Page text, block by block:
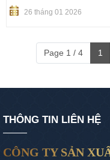
sang, vân gỗ đẹp và dễ
dụng cho nhiều phong cách
Huỳnh Gia Mộc sẽ giúp
hiểu rõ gỗ sồi là gì, cách
nhược điểm, ứng dụng
để bạn dễ dự toán chi phí.
26 tháng 01 2026
Page 1 / 4 1
THÔNG TIN LIÊN HỆ
CÔNG TY SẢN